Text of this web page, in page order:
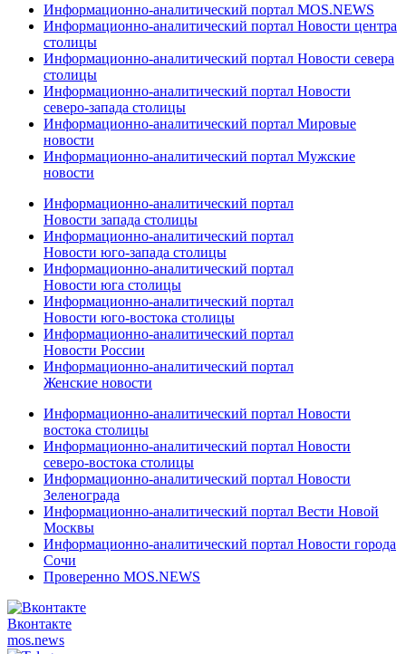
Информационно-аналитический портал MOS.NEWS
Информационно-аналитический портал Новости центра
столицы
Информационно-аналитический портал Новости севера
столицы
Информационно-аналитический портал Новости
северо-запада столицы
Информационно-аналитический портал Мировые
новости
Информационно-аналитический портал Мужские
новости
Информационно-аналитический портал
Новости запада столицы
Информационно-аналитический портал
Новости юго-запада столицы
Информационно-аналитический портал
Новости юга столицы
Информационно-аналитический портал
Новости юго-востока столицы
Информационно-аналитический портал
Новости России
Информационно-аналитический портал
Женские новости
Информационно-аналитический портал Новости
востока столицы
Информационно-аналитический портал Новости
северо-востока столицы
Информационно-аналитический портал Новости
Зеленограда
Информационно-аналитический портал Вести Новой
Москвы
Информационно-аналитический портал Новости города
Сочи
Проверенно MOS.NEWS
Вконтакте
mos.news